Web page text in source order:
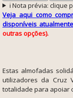
ℹ️ Nota prévia: clique
Veja aqui como
disponíveis atualmente
outras opções).
Estas almofadas
utilizadores da Cruz
totalidade para apoiar